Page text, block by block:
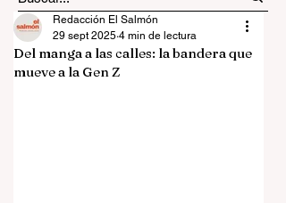
Del manga a las calles: la bandera que
mueve a la Gen Z
Redacción El Salmón
29 sept 2025 4 min de lectura